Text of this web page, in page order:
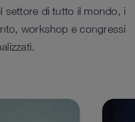
settore di tutto il mondo, i
workshop e congressi